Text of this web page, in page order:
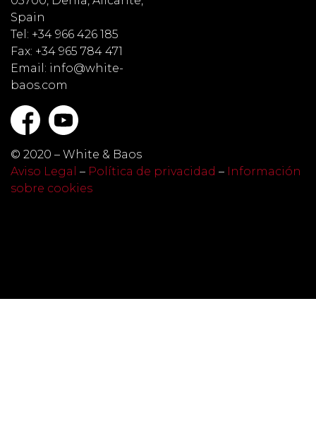
Spain
Tel: +34 966 426 185
Fax: +34 965 784 471
Email: info@white-
baos.com
© 2020 – White & Baos
Aviso Legal – Política de privacidad – Información
sobre cookies